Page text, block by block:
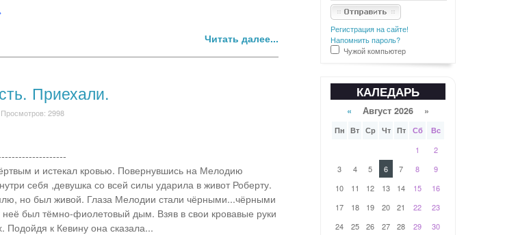
Читать далее...
Приехали.
2998
и истекал кровью. Повернувшись на Мелодию
себя ,девушка со всей силы ударила в живот Роберту.
но был живой. Глаза Мелодии стали чёрными...чёрными
был тёмно-фиолетовый дым. Взяв в свои кровавые руки
Подойдя к Кевину она сказала...
Регистрация на сайте!
Напомнить пароль?
Чужой компьютер
КАЛЕДАРЬ
« Август 2026 »
Пн Вт Ср Чт Пт Сб Вс
1
2
3
4 5 6 7 8
9
10
11 12 13 14 15
16
17
18 19 20 21 22
23
24
25 26 27 28 29
30